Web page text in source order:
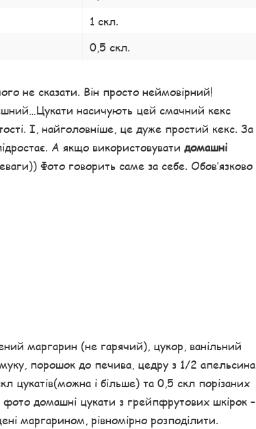
1 скл.
0,5 скл.
не сказати. Він просто неймовірний!
насичують цей смачний кекс
І, найголовніше, це дуже простий кекс. За
А якщо використовувати домашні
Фото говорить саме за себе. Обов’язково
маргарин (не гарячий), цукор, ванільний
порошок до печива, цедру з 1/2 апельсина
цукатів(можна і більше) та 0,5 скл порізаних
домашні цукати з грейпфрутових шкірок –
маргарином, рівномірно розподілити.